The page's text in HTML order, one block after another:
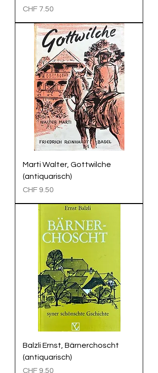
Preis
CHF 7.50
Marti Walter, Gottwilche
(antiquarisch)
Preis
CHF 9.50
Balzli Ernst, Bärnerchoscht
(antiquarisch)
Preis
CHF 9.50